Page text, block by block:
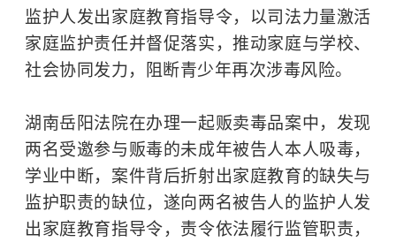
监护人发出家庭教育指导令，以司法力量激活
家庭监护责任并督促落实，推动家庭与学校、
社会协同发力，阻断青少年再次涉毒风险。
湖南岳阳法院在办理一起贩卖毒品案中，发现
两名受邀参与贩毒的未成年被告人本人吸毒，
学业中断，案件背后折射出家庭教育的缺失与
监护职责的缺位，遂向两名被告人的监护人发
出家庭教育指导令，责令依法履行监管职责，